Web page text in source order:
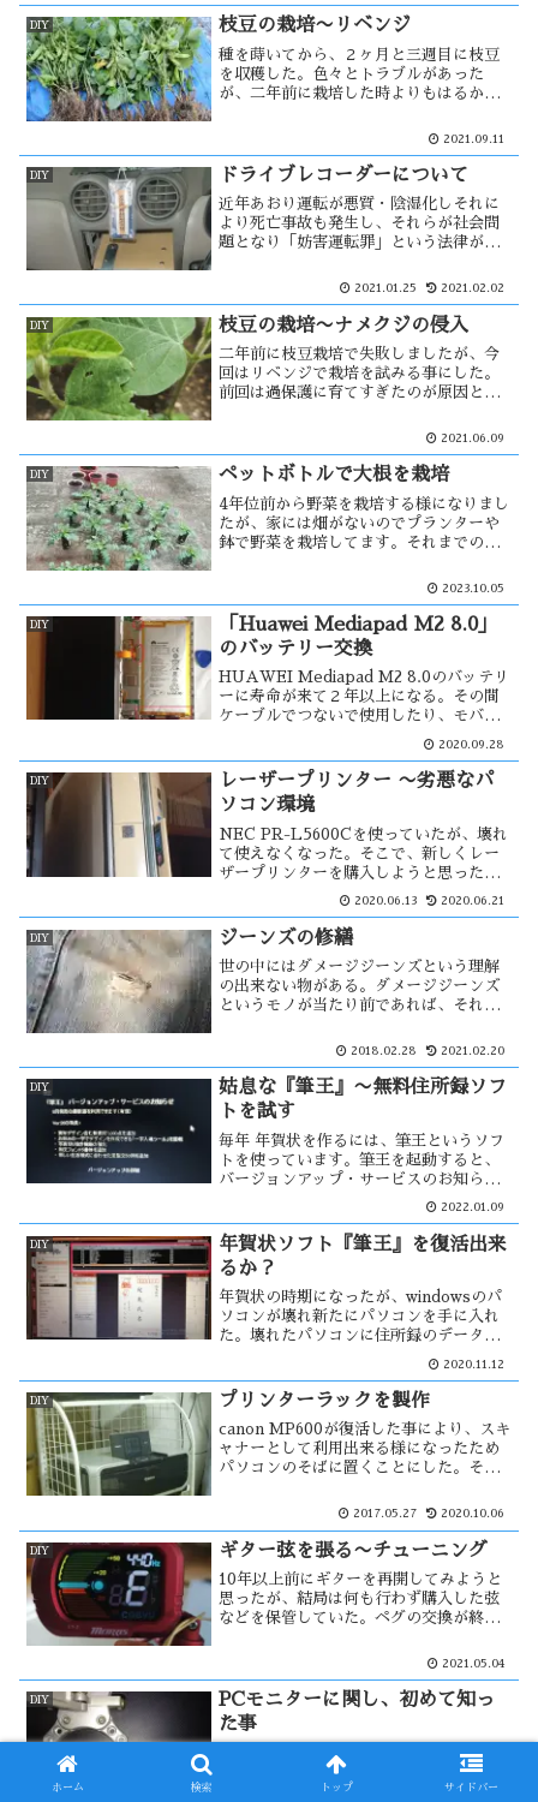
ても完全に隔離する事は技術的に出来
DIY 枝豆の栽培〜リベンジ
種を蒔いてから、２ヶ月と三週目に枝豆
を収穫した。色々とトラブルがあった
が、二年前に栽培した時よりもはるかに
ったせいで大豆に近い枝豆になってい
はリベンジとはならなかった・・
2021.09.11
DIY ドライブレコーダーについて
近年あおり運転が悪質・陰湿化しそれに
より死亡事故も発生し、それらが社会問
題となり「妨害運転罪」という法律が創
運転の自衛策としてドライブレコーダー
前に装着したが、一種別の方法で・・
2021.01.25 2021.02.02
DIY 枝豆の栽培〜ナメクジの侵入
二年前に枝豆栽培で失敗しましたが、今
回はリベンジで栽培を試みる事にした。
前回は過保護に育てすぎたのが原因と思
しようと思った。しかし能代の気温はま
な中、食害が発生。その痕跡からナメク
2021.06.09
DIY ペットボトルで大根を栽培
4年位前から野菜を栽培する様になりまし
たが、家には畑がないのでプランターや
鉢で野菜を栽培してます。それまでの結
うと思った。でも深い鉢やプランターは
出来ないか・・・
2023.10.05
DIY
「Huawei Mediapad M2 8.0」
のバッテリー交換
HUAWEI Mediapad M2 8.0のバッテリ
ーに寿命が来て２年以上になる。その間
ケーブルでつないで使用したり、モバイ
しかし、ついにバッテリーの膨張が始ま
った。そこで、バッテリーを自分で交換
してみる事にした。
2020.09.28
DIY
レーザープリンター 〜劣悪なパ
ソコン環境
NEC PR-L5600Cを使っていたが、壊れ
て使えなくなった。そこで、新しくレー
ザープリンターを購入しようと思った。
しかし、そこには思い掛けない障害があ
2020.06.13 2020.06.21
DIY ジーンズの修繕
世の中にはダメージジーンズという理解
の出来ない物がある。ダメージジーンズ
というモノが当たり前であれば、それは
があると思う。使い込まれれば生地が薄
ンズを履く事に抵抗がある。そこで自分
は・・
2018.02.28 2021.02.20
DIY
姑息な『筆王』〜無料住所録ソフ
トを試す
毎年 年賀状を作るには、筆王というソフ
トを使っています。筆王を起動すると、
バージョンアップ・サービスのお知らせ
のメッセージが届く様になった。バージ
ョンアップするつもりがないので消そう
と思ったが消せない様になっている。バ
ージョンアップしないと先に進めな
い・・
2022.01.09
DIY
年賀状ソフト『筆王』を復活出来
るか？
年賀状の時期になったが、windowsのパ
ソコンが壊れ新たにパソコンを手に入れ
た。壊れたパソコンに住所録のデーター
ターを取り込まなければならない。デー
ターの移行が出来なければ、全てを打ち
込む事になる。
2020.11.12
DIY プリンターラックを製作
canon MP600が復活した事により、スキ
ャナーとして利用出来る様になったため
パソコンのそばに置くことにした。その
は言っても、廃品利用のプリンターラッ
2017.05.27 2020.10.06
DIY ギター弦を張る〜チューニング
10年以上前にギターを再開してみようと
思ったが、結局は何も行わず購入した弦
などを保管していた。ペグの交換が終わ
まで全て自己流で、今回はYouTubeを見
ーは今回初で、チューニングが楽に・・
2021.05.04
DIY
PCモニターに関し、初めて知っ
た事
番組の時間が重なった時にはHDDに録画
する事が出来ないので、その時はDVDレ
コーダーに録画している。そのケースは
ホーム 検索 トップ サイドバー